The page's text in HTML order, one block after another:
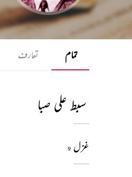
تمام تعارف
سبط علی صبا
غزل 9